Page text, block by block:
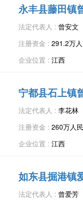
永丰县藤田镇
法定代表人 : 曾安文
注册资金 : 291.2万
企业位置 : 江西
宁都县石上镇
法定代表人 : 李花林
注册资金 : 260万人
企业位置 : 江西
如东县掘港镇
法定代表人 : 曾爱芳